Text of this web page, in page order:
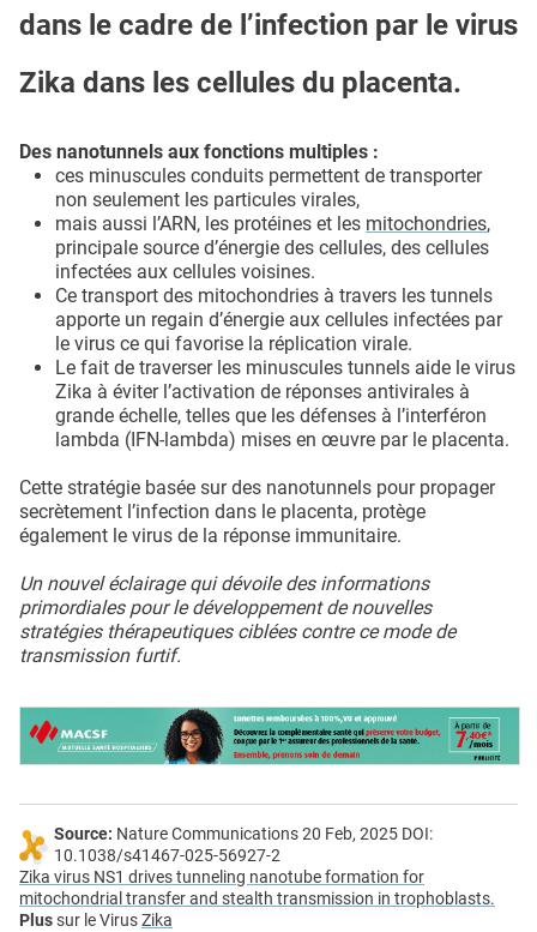
dans le cadre de l’infection par le virus
Zika dans les cellules du placenta.
Des nanotunnels aux fonctions multiples :
ces minuscules conduits permettent de transporter
non seulement les particules virales,
mais aussi l’ARN, les protéines et les mitochondries,
principale source d’énergie des cellules, des cellules
infectées aux cellules voisines.
Ce transport des mitochondries à travers les tunnels
apporte un regain d’énergie aux cellules infectées par
le virus ce qui favorise la réplication virale.
Le fait de traverser les minuscules tunnels aide le virus
Zika à éviter l’activation de réponses antivirales à
grande échelle, telles que les défenses à l’interféron
lambda (IFN-lambda) mises en œuvre par le placenta.
Cette stratégie basée sur des nanotunnels pour propager
secrètement l’infection dans le placenta, protège
également le virus de la réponse immunitaire.
Un nouvel éclairage qui dévoile des informations
primordiales pour le développement de nouvelles
stratégies thérapeutiques ciblées contre ce mode de
transmission furtif.
Source: Nature Communications 20 Feb, 2025 DOI:
10.1038/s41467-025-56927-2
Zika virus NS1 drives tunneling nanotube formation for
mitochondrial transfer and stealth transmission in trophoblasts.
Plussur le VirusZika